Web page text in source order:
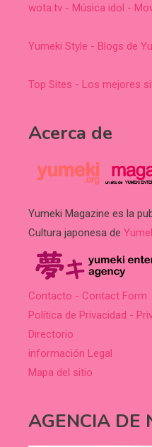
wota.tv - Música idol -
Yumeki Style - Blogs de
Top Sites - Los mejores
Acerca de
Yumeki Magazine es la
Cultura japonesa de
Contacto - Contact Form
Política de Privacidad -
Directorio
información Legal
Mapa del sitio
AGENCIA DE